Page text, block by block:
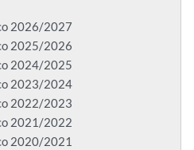
2026/2027
2025/2026
2024/2025
2023/2024
2022/2023
2021/2022
2020/2021